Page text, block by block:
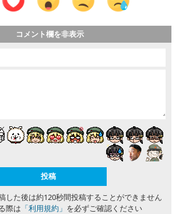
コメント欄を非表示
した後は約120秒間投稿することができません
際は 「利用規約」 を必ずご確認ください